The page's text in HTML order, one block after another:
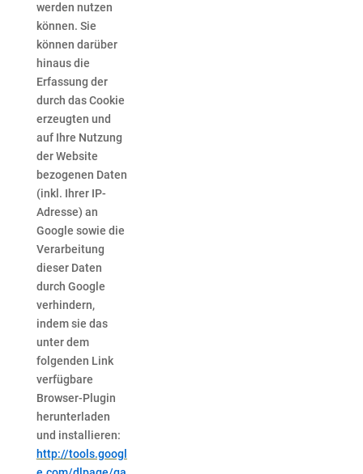
werden nutzen
können. Sie
können darüber
hinaus die
Erfassung der
durch das Cookie
erzeugten und
auf Ihre Nutzung
der Website
bezogenen Daten
(inkl. Ihrer IP-
Adresse) an
Google sowie die
Verarbeitung
dieser Daten
durch Google
verhindern,
indem sie das
unter dem
folgenden Link
verfügbare
Browser-Plugin
herunterladen
und installieren:
http://tools.googl